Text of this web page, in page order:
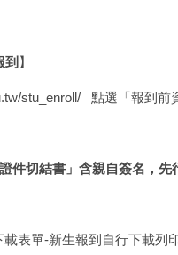
到 】
stu_enroll/ 點選「報到前
件切結書」含親自簽名，先
載表單-新生報到自行下載列